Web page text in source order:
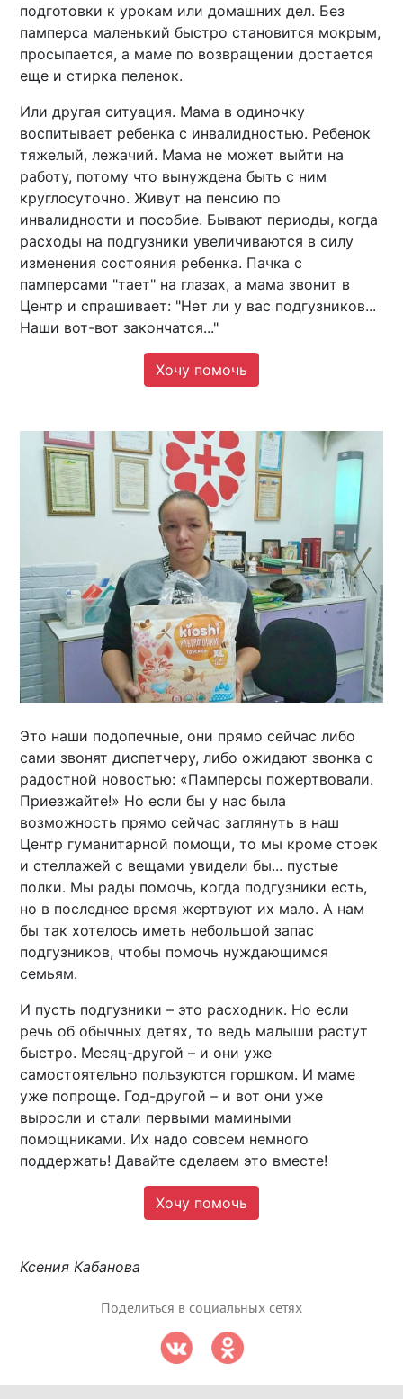
подготовки к урокам или домашних дел. Без
памперса маленький быстро становится мокрым,
просыпается, а маме по возвращении достается
еще и стирка пеленок.
Или другая ситуация. Мама в одиночку
воспитывает ребенка с инвалидностью. Ребенок
тяжелый, лежачий. Мама не может выйти на
работу, потому что вынуждена быть с ним
круглосуточно. Живут на пенсию по
инвалидности и пособие. Бывают периоды, когда
расходы на подгузники увеличиваются в силу
изменения состояния ребенка. Пачка с
памперсами "тает" на глазах, а мама звонит в
Центр и спрашивает: "Нет ли у вас подгузников...
Наши вот-вот закончатся..."​​​​​​​
Хочу помочь
Это наши подопечные, они прямо сейчас либо
сами звонят диспетчеру, либо ожидают звонка с
радостной новостью: «Памперсы пожертвовали.
Приезжайте!» Но если бы у нас была
возможность прямо сейчас заглянуть в наш
Центр гуманитарной помощи, то мы кроме стоек
и стеллажей с вещами увидели бы... пустые
полки. Мы рады помочь, когда подгузники есть,
но в последнее время жертвуют их мало. А нам
бы так хотелось иметь небольшой запас
подгузников, чтобы помочь нуждающимся
семьям.
И пусть подгузники – это расходник. Но если
речь об обычных детях, то ведь малыши растут
быстро. Месяц-другой – и они уже
самостоятельно пользуются горшком. И маме
уже попроще. Год-другой – и вот они уже
выросли и стали первыми мамиными
помощниками. Их надо совсем немного
поддержать! Давайте сделаем это вместе!
Хочу помочь
Ксения Кабанова
Поделиться в социальных сетях